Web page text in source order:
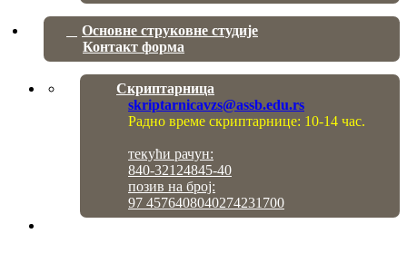
Основне струковне студије
Контакт форма
Скриптарница
skriptarnicavzs@assb.edu.rs
Радно време скриптарнице: 10-14 час.
текући рачун:
840-32124845-40
позив на број:
97 4576408040274231700